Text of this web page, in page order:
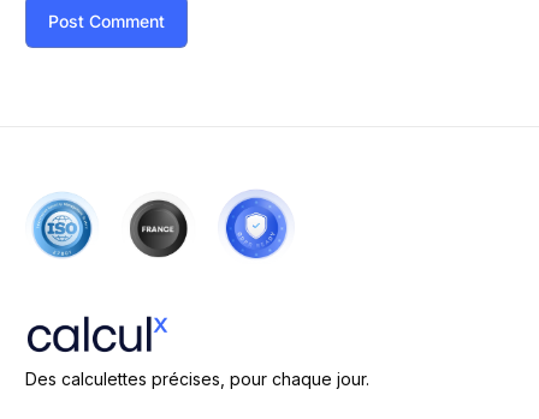
Des calculettes précises, pour chaque jour.